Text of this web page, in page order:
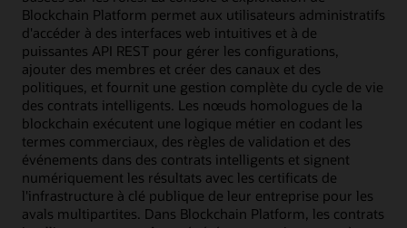
Blockchain Platform permet aux utilisateurs administratifs
d'accéder à des interfaces web intuitives et à de
puissantes API REST pour gérer les configurations,
ajouter des membres et créer des canaux et des
politiques, et fournit une gestion complète du cycle de vie
des contrats intelligents. Les nœuds homologues de la
blockchain exécutent une logique métier en codant les
termes commerciaux, des règles de validation et des
événements dans des contrats intelligents et signent
numériquement les résultats avec les certificats de
l'infrastructure à clé publique de leur entreprise pour les
avals multipartites. Dans Blockchain Platform, les contrats